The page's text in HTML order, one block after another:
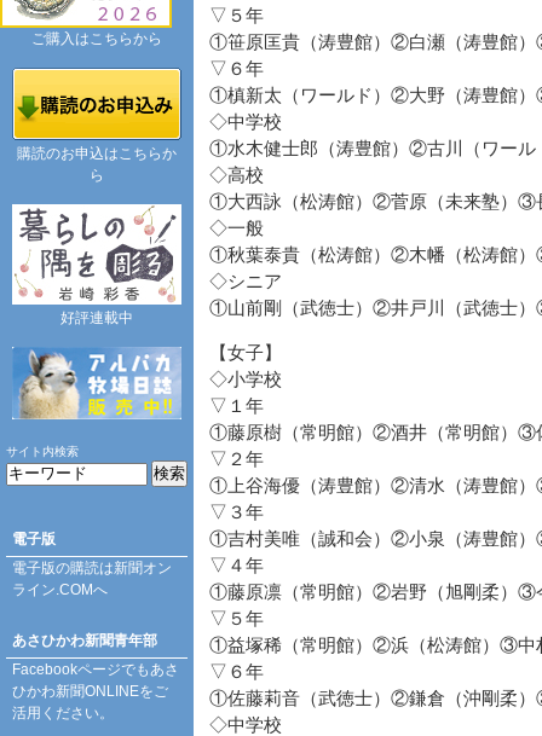
▽５年
①笹原匡貴（涛豊館）②白瀬（涛豊館
▽６年
①槙新太（ワールド）②大野（涛豊館
◇中学校
①水木健士郎（涛豊館）②古川（ワー
◇高校
①大西詠（松涛館）②菅原（未来塾）③
◇一般
①秋葉泰貴（松涛館）②木幡（松涛館
◇シニア
①山前剛（武徳士）②井戸川（武徳士
【女子】
◇小学校
▽１年
①藤原樹（常明館）②酒井（常明館）③
▽２年
①上谷海優（涛豊館）②清水（涛豊館
▽３年
①吉村美唯（誠和会）②小泉（涛豊館
▽４年
①藤原凛（常明館）②岩野（旭剛柔）③
▽５年
①益塚稀（常明館）②浜（松涛館）③中
▽６年
①佐藤莉音（武徳士）②鎌倉（沖剛柔
◇中学校
ご購入はこちらから
購読のお申込はこちらか
ら
好評連載中
サイト内検索
電子版
電子版の購読は新聞オン
ライン.COMへ
あさひかわ新聞青年部
Facebookページでもあさ
ひかわ新聞ONLINEをご
活用ください。